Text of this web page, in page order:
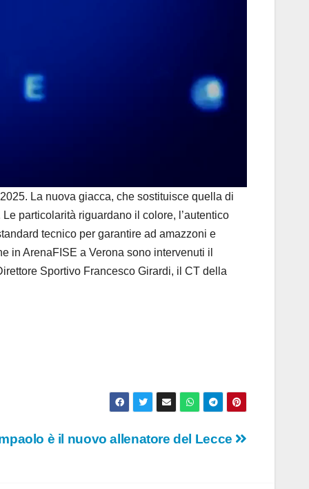
La nuova giacca, che sostituisce quella di
particolarità riguardano il colore, l’autentico
tecnico per garantire ad amazzoni e
in ArenaFISE a Verona sono intervenuti il
Sportivo Francesco Girardi, il CT della
è il nuovo allenatore del Lecce